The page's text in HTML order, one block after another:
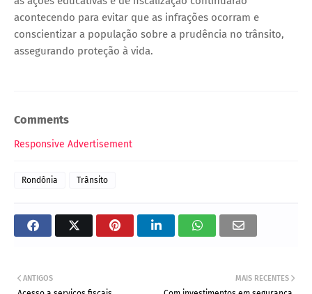
acontecendo para evitar que as infrações ocorram e
conscientizar a população sobre a prudência no trânsito,
assegurando proteção à vida.
Comments
Responsive Advertisement
Rondônia Trânsito
MAIS RECENTES
ANTIGOS